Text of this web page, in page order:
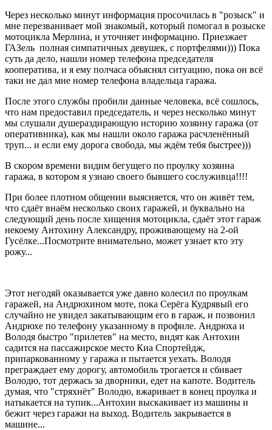
Через несколько минут информация просочилась в "розыск" и
мне перезванивает мой знакомый, который помогал в розыске
мотоцикла Мерлина, и уточняет информацию. Приезжает
ГАЗель полная симпатичных девушек, с портфелями))) Пока
суть да дело, нашли номер телефона председателя
кооператива, и я ему полчаса объяснял ситуацию, пока он всё
таки не дал мне номер телефона владельца гаража.
После этого службы пробили данные человека, всё сошлось,
что нам предоставил председатель, и через несколько минут
мы слушали душераздирающую историю хозяину гаража (от
оперативника), как мы нашли около гаража расчленённый
труп... и если ему дорога свобода, мы ждём тебя быстрее)))
В скором времени видим бегущего по проулку хозяина
гаража, в котором я узнаю своего бывшего сослуживца!!!!
При более плотном общении выясняется, что он живёт тем,
что сдаёт внаём несколько своих гаражей, и буквально на
следующий день после хищения мотоцикла, сдаёт этот гараж
некоему Антохину Александру, проживающему на 2-ой
Гусёлке...Посмотрите внимательно, может узнает кто эту
рожу...
Этот негодяй оказывается уже давно колесил по проулкам
гаражей, на Андрюхином моте, пока Серёга Кудрявый его
случайно не увидел закатывающим его в гараж, и позвонил
Андрюхе по телефону указанному в профиле. Андрюха и
Володя быстро "прилетев" на место, видят как Антохин
садится на пассажирское место Киа Спортейдж,
припаркованному у гаража и пытается уехать. Володя
преграждает ему дорогу, автомобиль трогается и сбивает
Володю, тот держась за дворники, едет на капоте. Водитель
думая, что "стряхнёт" Володю, вжаривает в конец проулка и
натыкается на тупик...Антохин выскакивает из машины и
бежит через гаражи на выход. Водитель закрывается в
машине...